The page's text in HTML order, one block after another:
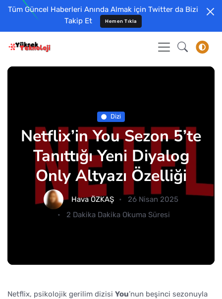
Tüm Güncel Haberleri Anında Almak için Twitter da Bizi
Takip Et
Hemen Tıkla
Dizi
Netflix’in You Sezon 5’te
Tanıttığı Yeni Diyalog
Only Altyazı Özelliği
Hava ÖZKAŞ
26 Nisan 2025
2 Dakika Dakika Okuma Süresi
Netflix, psikolojik gerilim dizisi You’nun beşinci sezonuyla